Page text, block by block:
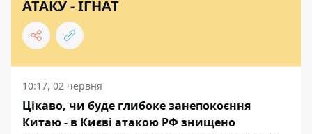
АТАКУ - ІГНАТ
10:17, 02 червня
Цікаво, чи буде глибоке занепокоєння
Китаю - в Києві атакою РФ знищено